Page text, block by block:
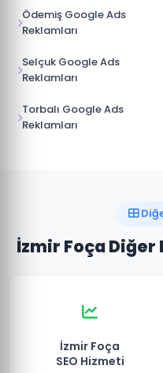
Ödemiş Google Ads
Reklamları
Selçuk Google Ads
Reklamları
Torbalı Google Ads
Reklamları
İzmir Foça
İzmir Foça
SEO Hizmeti